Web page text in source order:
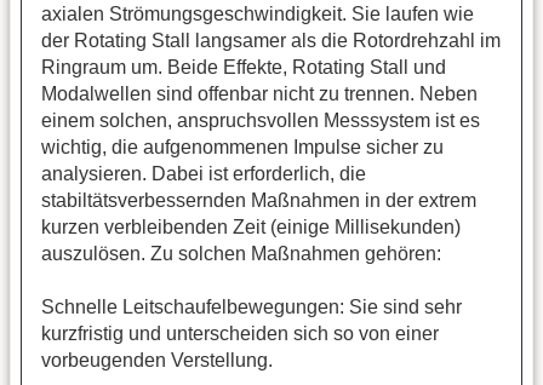
axialen Strömungsgeschwindigkeit. Sie laufen wie
der Rotating Stall langsamer als die Rotordrehzahl im
Ringraum um. Beide Effekte, Rotating Stall und
Modalwellen sind offenbar nicht zu trennen. Neben
einem solchen, anspruchsvollen Messsystem ist es
wichtig, die aufgenommenen Impulse sicher zu
analysieren. Dabei ist erforderlich, die
stabiltätsverbessernden Maßnahmen in der extrem
kurzen verbleibenden Zeit (einige Millisekunden)
auszulösen. Zu solchen Maßnahmen gehören:
Schnelle Leitschaufelbewegungen: Sie sind sehr
kurzfristig und unterscheiden sich so von einer
vorbeugenden Verstellung.